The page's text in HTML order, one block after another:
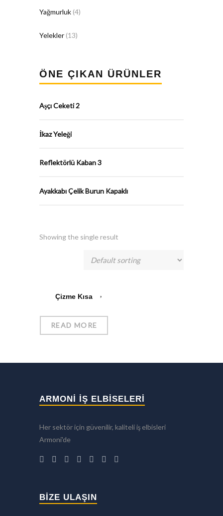
Yağmurluk (4)
Yelekler (13)
ÖNE ÇIKAN ÜRÜNLER
Aşçı Ceketi 2
İkaz Yeleği
Reflektörlü Kaban 3
Ayakkabı Çelik Burun Kapaklı
Showing the single result
Çizme Kısa
READ MORE
ARMONİ İŞ ELBİSELERİ
Her sektör için güvenilir, kaliteli iş elbisleri
Armoni'de
BIZE ULAŞIN